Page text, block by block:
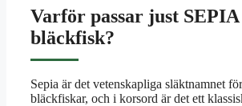
Varför passar just SEPIA
bläckfisk?
Sepia är det vetenskapliga släktnamnet
bläckfiskar, och i korsord är det ett